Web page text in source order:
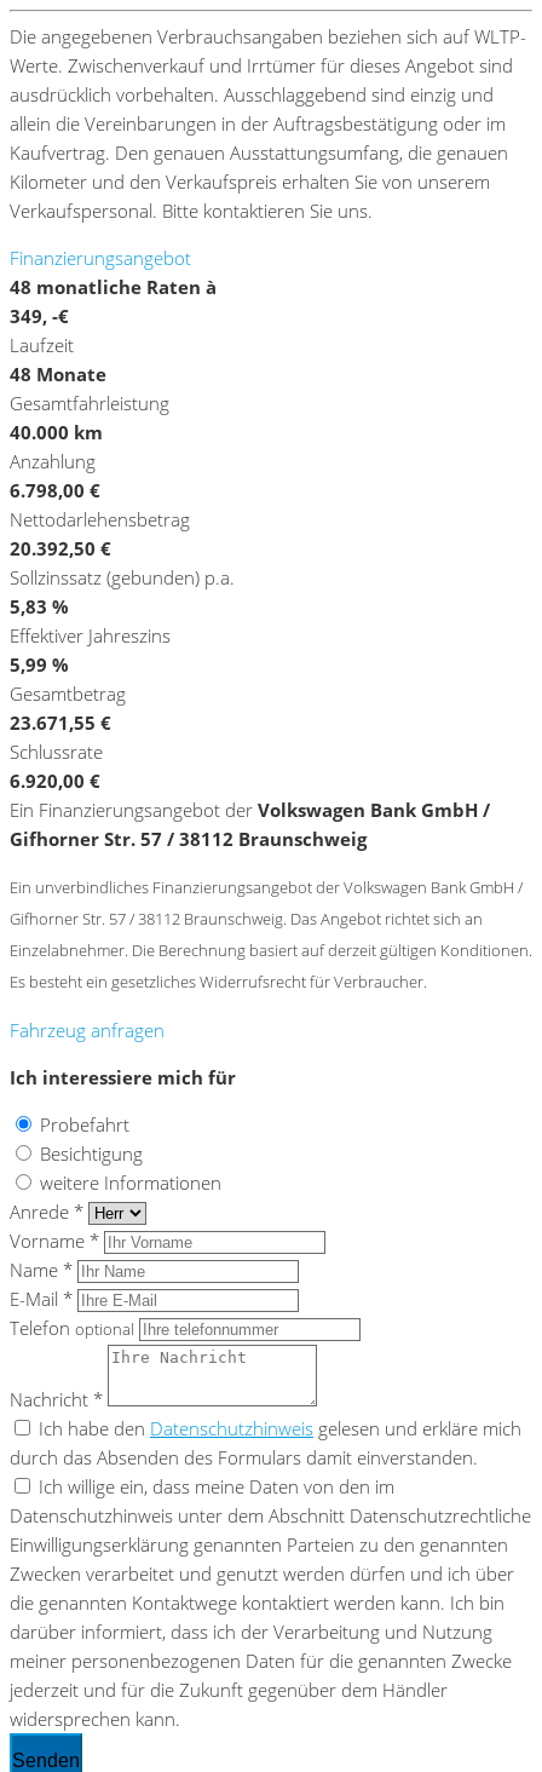
Die angegebenen Verbrauchsangaben beziehen sich auf WLTP-
Werte. Zwischenverkauf und Irrtümer für dieses Angebot sind
ausdrücklich vorbehalten. Ausschlaggebend sind einzig und
allein die Vereinbarungen in der Auftragsbestätigung oder im
Kaufvertrag. Den genauen Ausstattungsumfang, die genauen
Kilometer und den Verkaufspreis erhalten Sie von unserem
Verkaufspersonal. Bitte kontaktieren Sie uns.
Finanzierungsangebot
48 monatliche Raten à
349, -€
Laufzeit
48 Monate
Gesamtfahrleistung
40.000 km
Anzahlung
6.798,00 €
Nettodarlehensbetrag
20.392,50 €
Sollzinssatz (gebunden) p.a.
5,83 %
Effektiver Jahreszins
5,99 %
Gesamtbetrag
23.671,55 €
Schlussrate
6.920,00 €
Ein Finanzierungsangebot der Volkswagen Bank GmbH /
Gifhorner Str. 57 / 38112 Braunschweig
Ein unverbindliches Finanzierungsangebot der Volkswagen Bank GmbH /
Gifhorner Str. 57 / 38112 Braunschweig. Das Angebot richtet sich an
Einzelabnehmer. Die Berechnung basiert auf derzeit gültigen Konditionen.
Es besteht ein gesetzliches Widerrufsrecht für Verbraucher.
Fahrzeug anfragen
Ich interessiere mich für
Probefahrt
Besichtigung
weitere Informationen
Anrede *
Vorname *
Name *
E-Mail *
Telefon optional
Nachricht *
Ich habe den Datenschutzhinweis gelesen und erkläre mich
durch das Absenden des Formulars damit einverstanden.
Ich willige ein, dass meine Daten von den im
Datenschutzhinweis unter dem Abschnitt Datenschutzrechtliche
Einwilligungserklärung genannten Parteien zu den genannten
Zwecken verarbeitet und genutzt werden dürfen und ich über
die genannten Kontaktwege kontaktiert werden kann. Ich bin
darüber informiert, dass ich der Verarbeitung und Nutzung
meiner personenbezogenen Daten für die genannten Zwecke
jederzeit und für die Zukunft gegenüber dem Händler
widersprechen kann.
Senden